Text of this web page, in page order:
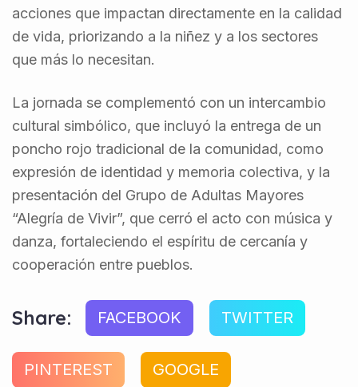
acciones que impactan directamente en la calidad
de vida, priorizando a la niñez y a los sectores
que más lo necesitan.
La jornada se complementó con un intercambio
cultural simbólico, que incluyó la entrega de un
poncho rojo tradicional de la comunidad, como
expresión de identidad y memoria colectiva, y la
presentación del Grupo de Adultas Mayores
“Alegría de Vivir”, que cerró el acto con música y
danza, fortaleciendo el espíritu de cercanía y
cooperación entre pueblos.
Share: FACEBOOK TWITTER
PINTEREST GOOGLE